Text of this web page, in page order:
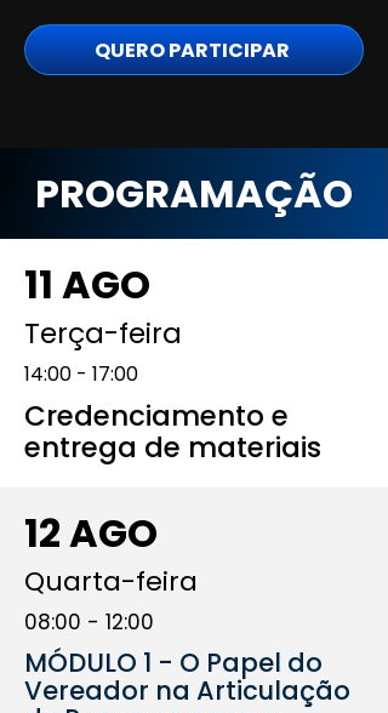
QUERO PARTICIPAR
PROGRAMAÇÃO
11 AGO
Terça-feira
14:00 - 17:00
Credenciamento e
entrega de materiais
12 AGO
Quarta-feira
08:00 - 12:00
MÓDULO 1 - O Papel do
Vereador na Articulação